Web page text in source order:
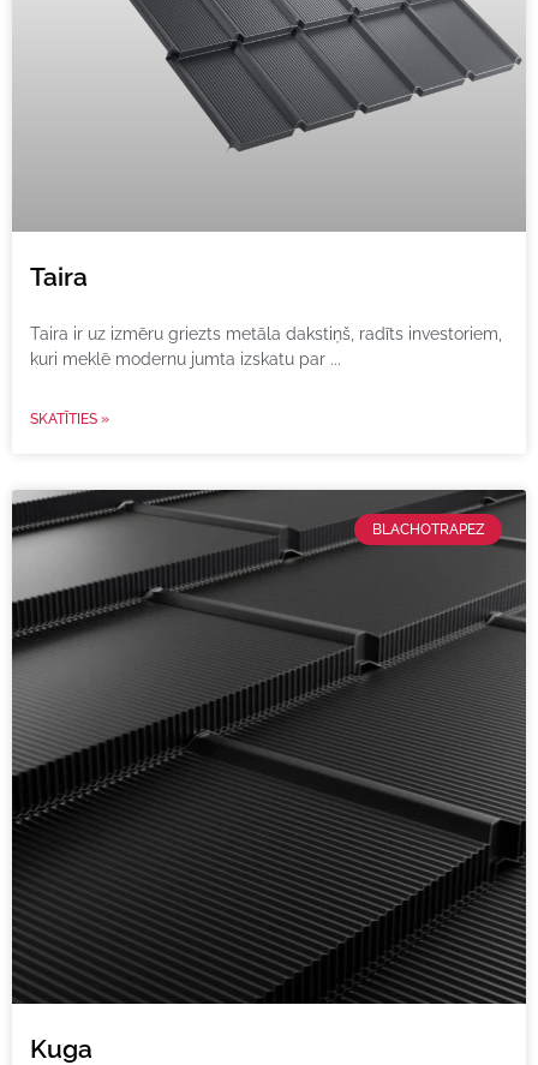
Taira
Taira ir uz izmēru griezts metāla dakstiņš, radīts investoriem,
kuri meklē modernu jumta izskatu par
SKATĪTIES »
BLACHOTRAPEZ
Kuga